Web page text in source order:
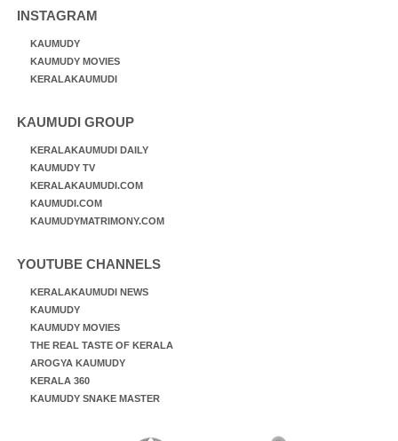
INSTAGRAM
KAUMUDY
KAUMUDY MOVIES
KERALAKAUMUDI
KAUMUDI GROUP
KERALAKAUMUDI DAILY
KAUMUDY TV
KERALAKAUMUDI.COM
KAUMUDI.COM
KAUMUDYMATRIMONY.COM
YOUTUBE CHANNELS
KERALAKAUMUDI NEWS
KAUMUDY
KAUMUDY MOVIES
THE REAL TASTE OF KERALA
AROGYA KAUMUDY
KERALA 360
KAUMUDY SNAKE MASTER